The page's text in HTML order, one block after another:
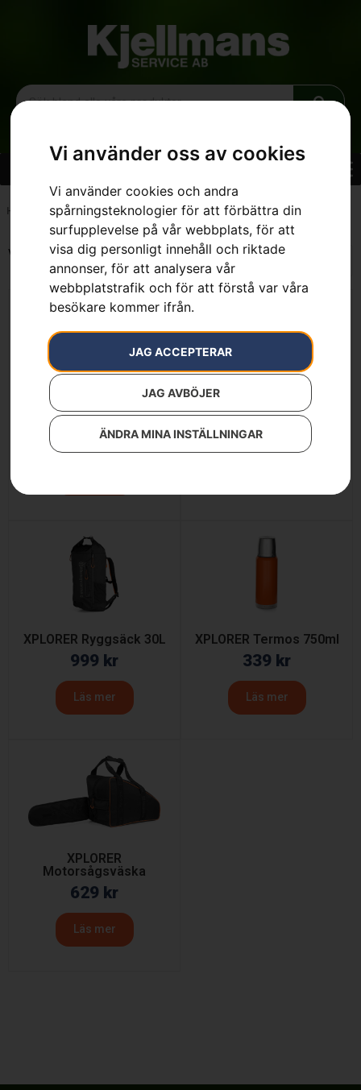
Vi använder oss av cookies
Vi använder cookies och andra
spårningsteknologier för att förbättra din
surfupplevelse på vår webbplats, för att
visa dig personligt innehåll och riktade
annonser, för att analysera vår
webbplatstrafik och för att förstå var våra
besökare kommer ifrån.
JAG ACCEPTERAR
JAG AVBÖJER
ÄNDRA MINA INSTÄLLNINGAR
Hem Sortiment»Skor & Kläder»Fritidskläder Xplorer» Utrustning
Visar alla 5 resultat
XPLORER Mattermos
600ml
339kr
XPLORER Rullväska 90L
1 690
XPLORER Ryggsäck 30L
999 kr
Läs mer
XPLORER Termos 750ml
339 kr
Läs mer
XPLORER
Motorsågsväska
629 kr
Läs mer